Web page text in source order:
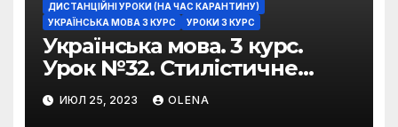
ДИСТАНЦІЙНІ УРОКИ (НА ЧАС КАРАНТИНУ)
УКРАЇНСЬКА МОВА 3 КУРС
УРОКИ 3 КУРС
Українська мова. 3 курс.
Урок №32. Стилістичне
забарвлення
фразеологізмів
ИЮЛ 25, 2023 OLENA